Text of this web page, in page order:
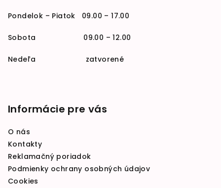
Pondelok – Piatok 09.00 – 17.00
Sobota 09.00 – 12.00
Nedeľa zatvorené
Informácie pre vás
O nás
Kontakty
Reklamačný poriadok
Podmienky ochrany osobných údajov
Cookies